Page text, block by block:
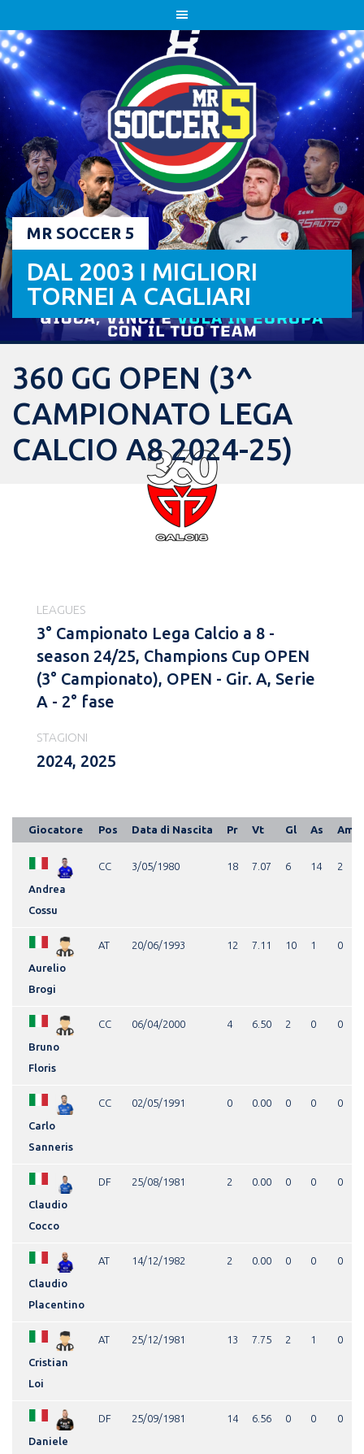
to
content
MR SOCCER 5
DAL 2003 I MIGLIORI
TORNEI A CAGLIARI
360 GG OPEN (3^
CAMPIONATO LEGA
CALCIO A8 2024-25)
LEAGUES
3° Campionato Lega Calcio a 8 -
season 24/25, Champions Cup OPEN
(3° Campionato), OPEN - Gir. A, Serie
A - 2° fase
STAGIONI
2024, 2025
Giocatore Pos Data di Nascita Pr Vt Gl As Am
Andrea
Cossu
CC 3/05/1980 18 7.07 6 14 2
Aurelio
Brogi
AT 20/06/1993 12 7.11 10 1 0
Bruno
Floris
CC 06/04/2000 4 6.50 2 0 0
Carlo
Sanneris
CC 02/05/1991 0 0.00 0 0 0
Claudio
Cocco
DF 25/08/1981 2 0.00 0 0 0
Claudio
Placentino
AT 14/12/1982 2 0.00 0 0 0
Cristian
Loi
AT 25/12/1981 13 7.75 2 1 0
Daniele
DF 25/09/1981 14 6.56 0 0 0